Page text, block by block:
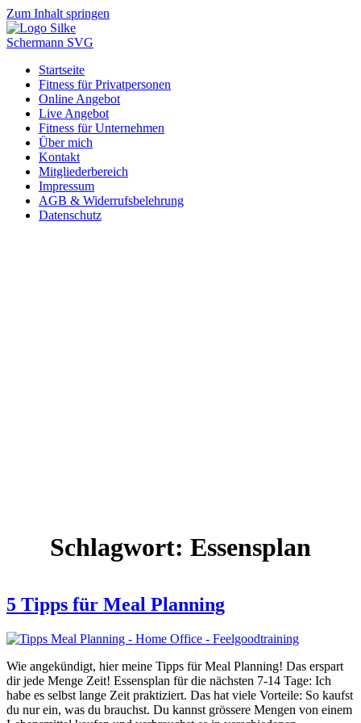
Zum Inhalt springen
Startseite
Fitness für Privatpersonen
Online Angebot
Live Angebot
Fitness für Unternehmen
Über mich
Kontakt
Mitgliederbereich
Impressum
AGB & Widerrufsbelehrung
Datenschutz
Schlagwort: Essensplan
5 Tipps für Meal Planning
Wie angekündigt, hier meine Tipps für Meal Planning! Das erspart
dir jede Menge Zeit! Essensplan für die nächsten 7-14 Tage: Ich
habe es selbst lange Zeit praktiziert. Das hat viele Vorteile: So kaufst
du nur ein, was du brauchst. Du kannst grössere Mengen von einem